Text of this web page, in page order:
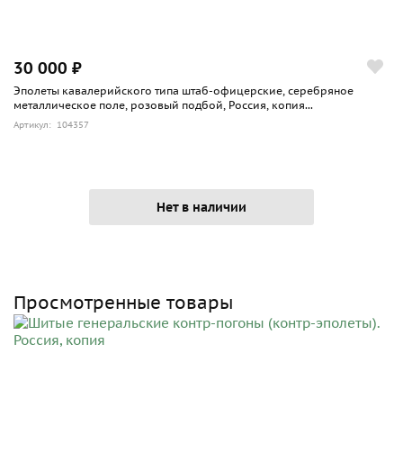
30 000 ₽
Эполеты кавалерийского типа штаб-офицерские, серебряное
металлическое поле, розовый подбой, Россия, копия...
Артикул: 104357
Нет в наличии
Просмотренные товары